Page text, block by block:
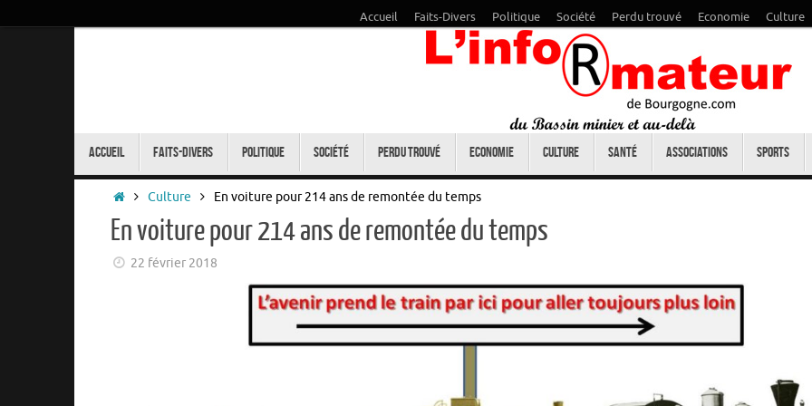
Accueil Faits-Divers Politique Société Perdu trouvé Economie Culture
Accueil Faits-Divers Politique Société Perdu trouvé Economie Culture Santé Associations Sports
Accueil
Culture En voiture pour 214 ans de remontée du temps
En voiture pour 214 ans de remontée du temps
22 février 2018